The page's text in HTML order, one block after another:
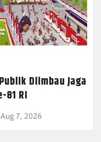
Diimbau Jaga
81 RI
Aug 7, 2026